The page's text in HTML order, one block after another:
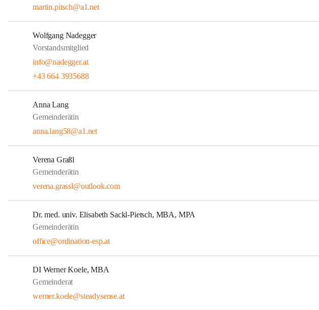
martin.pitsch@a1.net
Wolfgang Nadegger
Vorstandsmitglied
info@nadegger.at
+43 664 3935688
Anna Lang
Gemeinderätin
anna.lang58@a1.net
Verena Graßl
Gemeinderätin
verena.grassl@outlook.com
Dr. med. univ. Elisabeth Sackl-Pietsch, MBA, MPA
Gemeinderätin
office@ordination-esp.at
DI Werner Koele, MBA
Gemeinderat
werner.koele@steadysense.at